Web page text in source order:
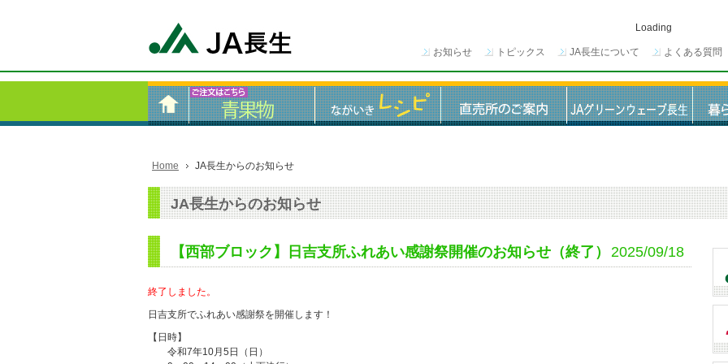
Loading
お知らせ トピックス JA長生について よくある質問
Home JA長生からのお知らせ
JA長生からのお知らせ
2025/09/18
【西部ブロック】日吉支所ふれあい感謝祭開催のお知らせ（終了）
終了しました。
日吉支所でふれあい感謝祭を開催します！
【日時】
令和7年10月5日（日）